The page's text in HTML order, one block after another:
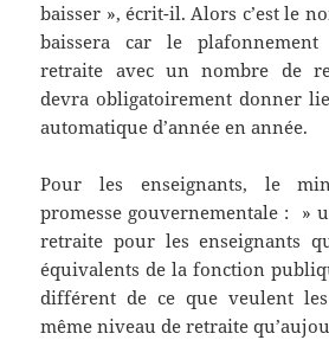
baisser », écrit-il. Alors c’est le
baissera car le plafonnement
retraite avec un nombre de
devra obligatoirement donner
automatique d’année en année.
Pour les enseignants, le
promesse gouvernementale : »
retraite pour les enseignants
équivalents de la fonction
différent de ce que veulent
même niveau de retraite